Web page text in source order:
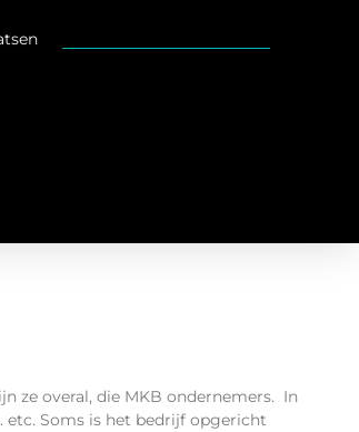
ze overal, die MKB ondernemers. In
etc. Soms is het bedrijf opgericht